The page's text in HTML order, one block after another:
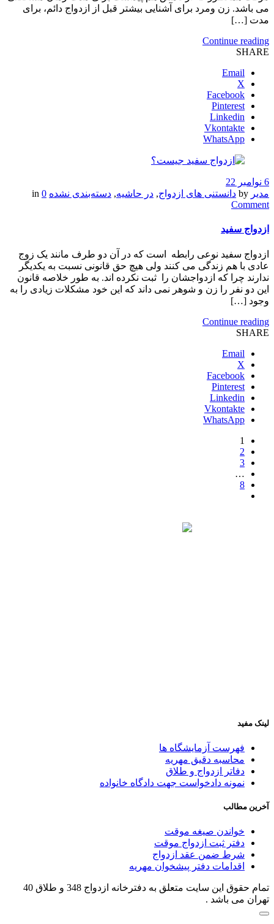
می باشد. زن ومرد برای آشنایی بیشتر قبل از ازدواج دائم، برای
مدت […]
Continue reading
SHARE
Email
X
Facebook
Pinterest
Linkedin
Vkontakte
WhatsApp
6 نوامبر 22
مدیر
دانستنی های ازدواج, در حاشیه, دسته‌بندی نشده 0
Comment
ازدواج سفید
ازدواج سفید نوعی رابطه است که در آن دو طرف مانند یک زوج
عادی با هم زندگی می کنند ولی هیچ حق قانونی نسبت به یکدیگر
ندارند چرا که ازدواجشان را ثبت نکرده اند. به طور خلاصه قانون
این دو نفر را زن و شوهر نمی داند که این خود مشکلات زیادی را به
وجود […]
Continue reading
SHARE
Email
X
Facebook
Pinterest
Linkedin
Vkontakte
WhatsApp
1
2
3
…
8
لینک مفید
فهرست آزمایشگاه ها
محاسبه دقیق مهریه
دفاتر ازدواج و طلاق
نمونه دادخواست جهت دادگاه خانواده
آخرین مطالب
خواندن صیغه موقت
دفتر ثبت ازدواج موقت
شرط ضمن عقد ازدواج
اقدامات دفتر پیشخوان مهریه
تمام حقوق اين سایت متعلق به دفترخانه ازدواج 348 و طلاق 40
تهران می باشد .